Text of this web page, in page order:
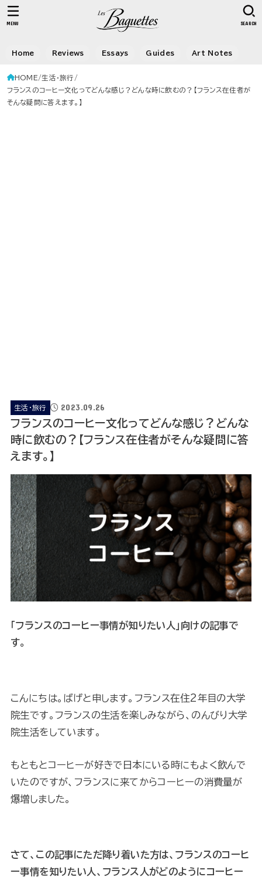
Home Reviews Essays Guides Art Notes
SEARCH
MENU
HOME
生活・旅行
フランスのコーヒー文化ってどんな感じ？どんな時に飲むの？【フランス在住者が
そんな疑問に答えます。】
生活・旅行 2023.09.26
フランスのコーヒー文化ってどんな感じ？どんな
時に飲むの？【フランス在住者がそんな疑問に答
えます。】
「フランスのコーヒー事情が知りたい人」向けの記事で
す。
こんにちは。ばげと申します。フランス在住2年目の大学
院生です。フランスの生活を楽しみながら、のんびり大学
院生活をしています。
もともとコーヒーが好きで日本にいる時にもよく飲んで
いたのですが、フランスに来てからコーヒーの消費量が
爆増しました。
さて、この記事にただ降り着いた方は、フランスのコーヒ
ー事情を知りたい人、フランス人がどのようにコーヒー